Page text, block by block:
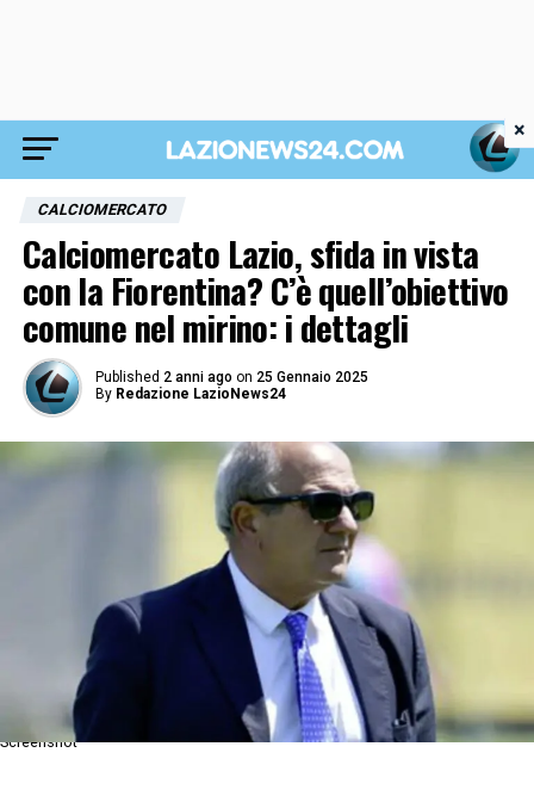
CALCIOMERCATO
Calciomercato Lazio, sfida in vista
con la Fiorentina? C’è quell’obiettivo
comune nel mirino: i dettagli
Published 2 anni ago on 25 Gennaio 2025
By Redazione LazioNews24
Screenshot
×